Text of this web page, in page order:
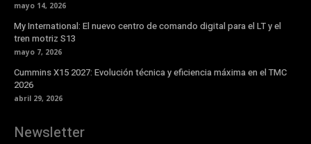
mayo 14, 2026
My International: El nuevo centro de comando digital para el LT y el
tren motriz S13
mayo 7, 2026
Cummins X15 2027: Evolución técnica y eficiencia máxima en el TMC
2026
abril 29, 2026
Newsletter